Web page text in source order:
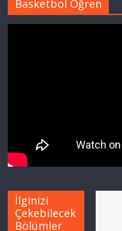
Basketbol Öğren
İlginizi
Çekebilecek
Bölümler